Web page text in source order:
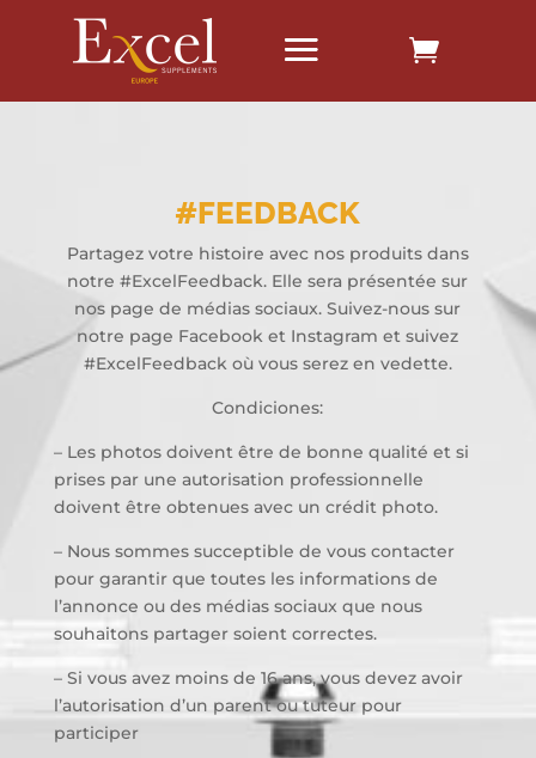
#FEEDBACK
Partagez votre histoire avec nos produits dans
notre #ExcelFeedback. Elle sera présentée sur
nos page de médias sociaux. Suivez-nous sur
notre page Facebook et Instagram et suivez
#ExcelFeedback où vous serez en vedette.
Condiciones:
– Les photos doivent être de bonne qualité et si
prises par une autorisation professionnelle
doivent être obtenues avec un crédit photo.
– Nous sommes succeptible de vous contacter
pour garantir que toutes les informations de
l’annonce ou des médias sociaux que nous
souhaitons partager soient correctes.
– Si vous avez moins de 16 ans, vous devez avoir
l’autorisation d’un parent ou tuteur pour
participer